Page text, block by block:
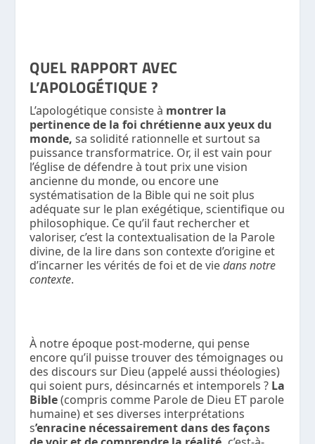
QUEL RAPPORT AVEC
L’APOLOGÉTIQUE ?
L’apologétique consiste à montrer la
pertinence de la foi chrétienne aux yeux du
monde, sa solidité rationnelle et surtout sa
puissance transformatrice. Or, il est vain pour
l’église de défendre à tout prix une vision
ancienne du monde, ou encore une
systématisation de la Bible qui ne soit plus
adéquate sur le plan exégétique, scientifique ou
philosophique. Ce qu’il faut rechercher et
valoriser, c’est la contextualisation de la Parole
divine, de la lire dans son contexte d’origine et
d’incarner les vérités de foi et de viedans notre
contexte.
À notre époque post-moderne, qui pense
encore qu’il puisse trouver des témoignages ou
des discours sur Dieu (appelé aussi théologies)
qui soient purs, désincarnés et intemporels ? La
Bible(compris comme Parole de Dieu ET parole
humaine) et ses diverses interprétations
s’enracine nécessairement dans des façons